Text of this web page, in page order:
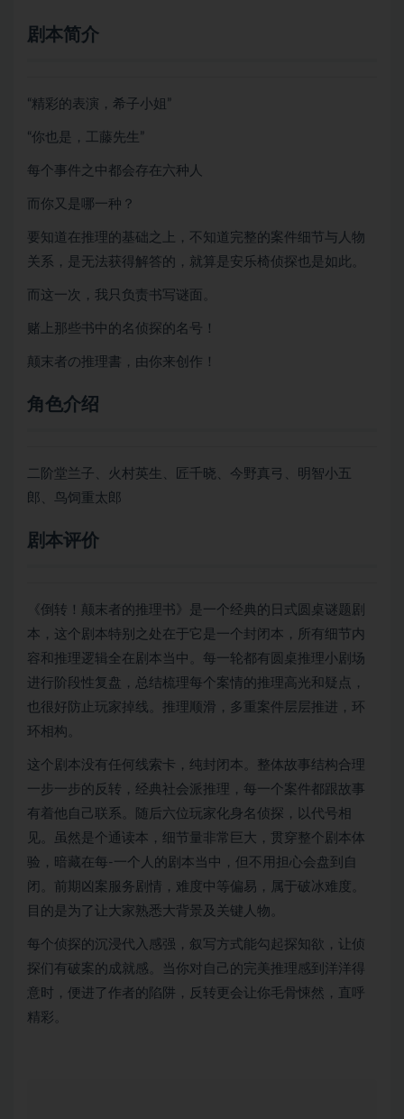
剧本简介
“精彩的表演，希子小姐”
“你也是，工藤先生”
每个事件之中都会存在六种人
而你又是哪一种？
要知道在推理的基础之上，不知道完整的案件细节与人物
关系，是无法获得解答的，就算是安乐椅侦探也是如此。
而这一次，我只负责书写谜面。
赌上那些书中的名侦探的名号！
颠末者の推理書，由你来创作！
角色介绍
二阶堂兰子、火村英生、匠千晓、今野真弓、明智小五
郎、鸟饲重太郎
剧本评价
《倒转！颠末者的推理书》是一个经典的日式圆桌谜题剧
本，这个剧本特别之处在于它是一个封闭本，所有细节内
容和推理逻辑全在剧本当中。每一轮都有圆桌推理小剧场
进行阶段性复盘，总结梳理每个案情的推理高光和疑点，
也很好防止玩家掉线。推理顺滑，多重案件层层推进，环
环相构。
这个剧本没有任何线索卡，纯封闭本。整体故事结构合理
一步一步的反转，经典社会派推理，每一个案件都跟故事
有着他自己联系。随后六位玩家化身名侦探，以代号相
见。虽然是个通读本，细节量非常巨大，贯穿整个剧本体
验，暗藏在每-一个人的剧本当中，但不用担心会盘到自
闭。前期凶案服务剧情，难度中等偏易，属于破冰难度。
目的是为了让大家熟悉大背景及关键人物。
每个侦探的沉浸代入感强，叙写方式能勾起探知欲，让侦
探们有破案的成就感。当你对自己的完美推理感到洋洋得
意时，便进了作者的陷阱，反转更会让你毛骨悚然，直呼
精彩。